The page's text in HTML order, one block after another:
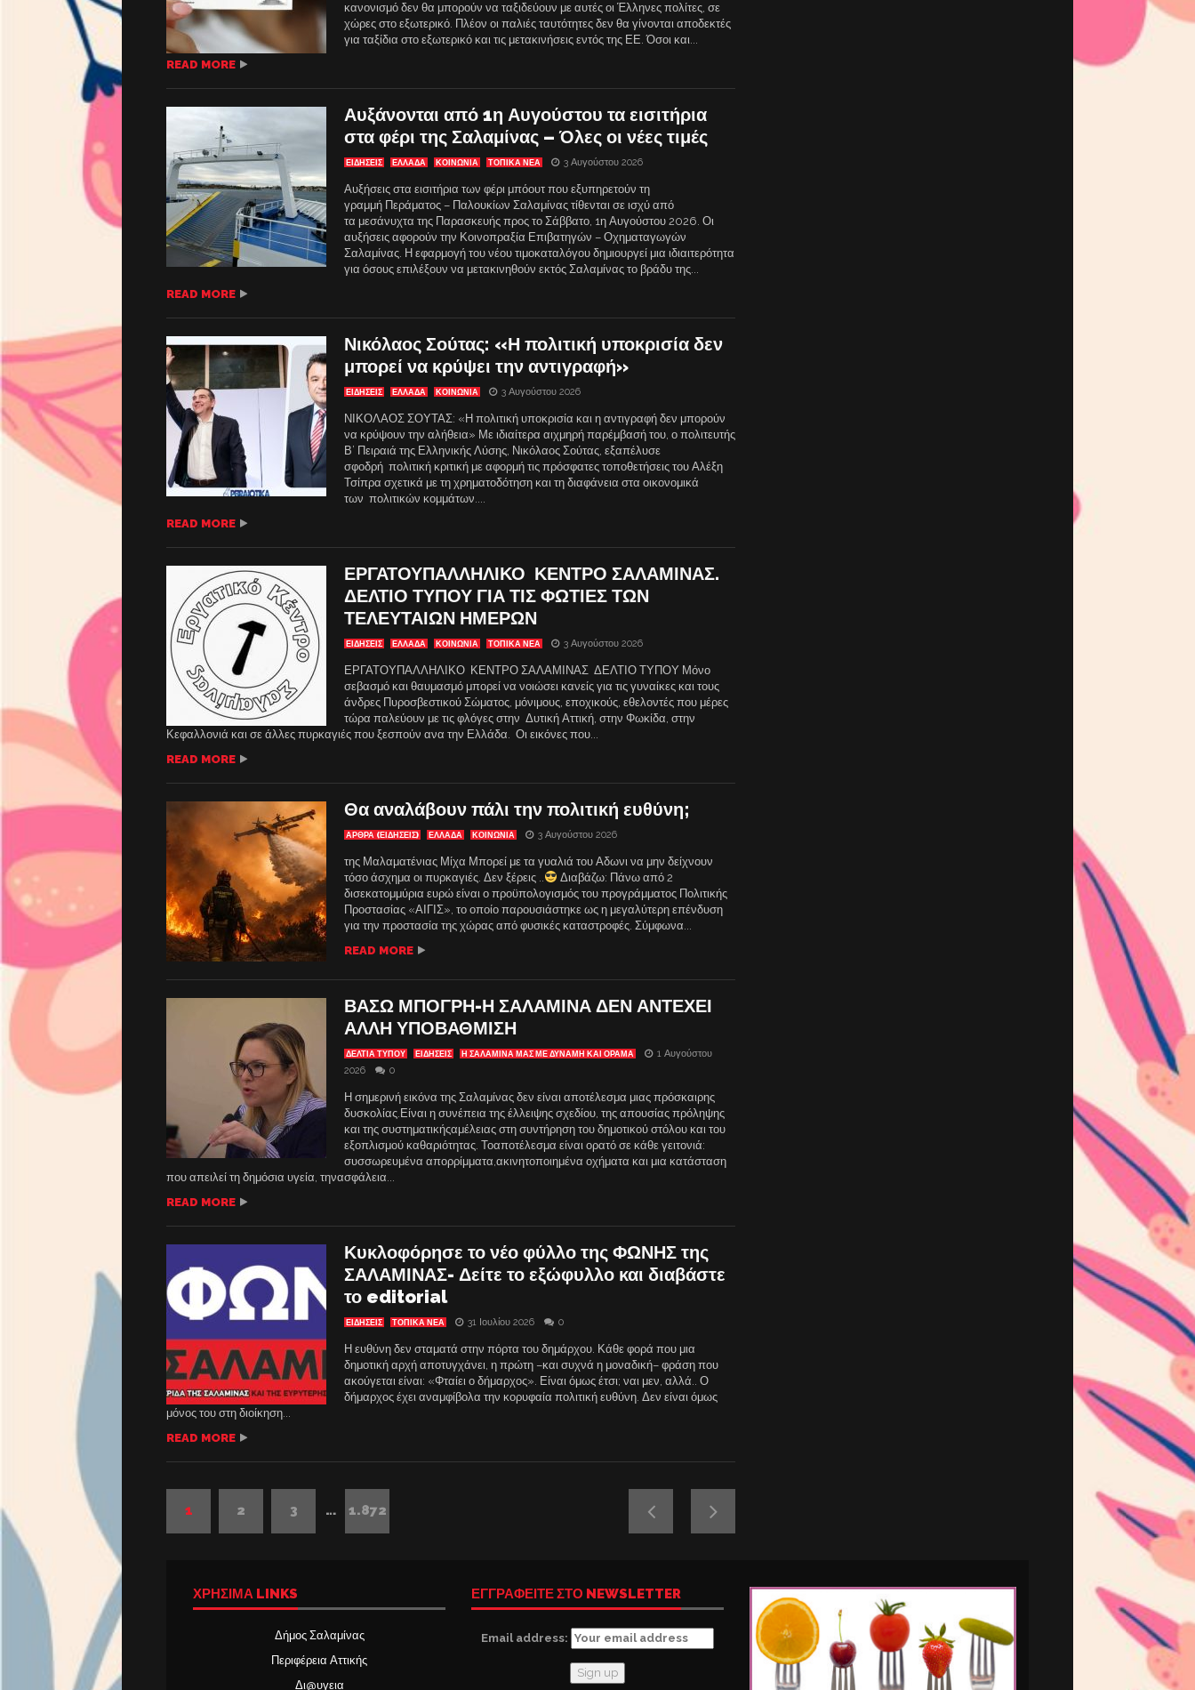
κανονισμό δεν θα μπορούν να ταξιδεύουν με αυτές οι Έλληνες πολίτες, σε
χώρες στο εξωτερικό. Πλέον οι παλιές ταυτότητες δεν θα γίνονται αποδεκτές
για ταξίδια στο εξωτερικό και τις μετακινήσεις εντός της ΕΕ. Όσοι και...
READ MORE
Αυξάνονται από 1η Αυγούστου τα εισιτήρια
στα φέρι της Σαλαμίνας – Όλες οι νέες τιμές
ΕΙΔΗΣΕΙΣ ΕΛΛΑΔΑ ΚΟΙΝΩΝΙΑ ΤΟΠΙΚΑ ΝΕΑ 3 Αυγούστου 2026
Αυξήσεις στα εισιτήρια των φέρι μπόουτ που εξυπηρετούν τη
γραμμή Περάματος – Παλουκίων Σαλαμίνας τίθενται σε ισχύ από
τα μεσάνυχτα της Παρασκευής προς το Σάββατο, 1η Αυγούστου 2026. Οι
αυξήσεις αφορούν την Κοινοπραξία Επιβατηγών – Οχηματαγωγών
Σαλαμίνας. Η εφαρμογή του νέου τιμοκαταλόγου δημιουργεί μια ιδιαιτερότητα
για όσους επιλέξουν να μετακινηθούν εκτός Σαλαμίνας το βράδυ της...
READ MORE
Νικόλαος Σούτας: «Η πολιτική υποκρισία δεν
μπορεί να κρύψει την αντιγραφή»
ΕΙΔΗΣΕΙΣ ΕΛΛΑΔΑ ΚΟΙΝΩΝΙΑ 3 Αυγούστου 2026
ΝΙΚΟΛΑΟΣ ΣΟΥΤΑΣ: «Η πολιτική υποκρισία και η αντιγραφή δεν μπορούν
να κρύψουν την αλήθεια» Με ιδιαίτερα αιχμηρή παρέμβασή του, ο πολιτευτής
Β’ Πειραιά της Ελληνικής Λύσης, Νικόλαος Σούτας, εξαπέλυσε
σφοδρή πολιτική κριτική με αφορμή τις πρόσφατες τοποθετήσεις του Αλέξη
Τσίπρα σχετικά με τη χρηματοδότηση και τη διαφάνεια στα οικονομικά
των πολιτικών κομμάτων....
READ MORE
ΕΡΓΑΤΟΥΠΑΛΛΗΛΙΚΟ ΚΕΝΤΡΟ ΣΑΛΑΜΙΝΑΣ.
ΔΕΛΤΙΟ ΤΥΠΟΥ ΓΙΑ ΤΙΣ ΦΩΤΙΕΣ ΤΩΝ
ΤΕΛΕΥΤΑΙΩΝ ΗΜΕΡΩΝ
ΕΙΔΗΣΕΙΣ ΕΛΛΑΔΑ ΚΟΙΝΩΝΙΑ ΤΟΠΙΚΑ ΝΕΑ 3 Αυγούστου 2026
ΕΡΓΑΤΟΥΠΑΛΛΗΛΙΚΟ ΚΕΝΤΡΟ ΣΑΛΑΜΙΝΑΣ ΔΕΛΤΙΟ ΤΥΠΟΥ Μόνο
σεβασμό και θαυμασμό μπορεί να νοιώσει κανείς για τις γυναίκες και τους
άνδρες Πυροσβεστικού Σώματος, μόνιμους, εποχικούς, εθελοντές που μέρες
τώρα παλεύουν με τις φλόγες στην Δυτική Αττική, στην Φωκίδα, στην
Κεφαλλονιά και σε άλλες πυρκαγιές που ξεσπούν ανα την Ελλάδα. Οι εικόνες που...
READ MORE
Θα αναλάβουν πάλι την πολιτική ευθύνη;
ΑΡΘΡΑ (ΕΙΔΗΣΕΙΣ) ΕΛΛΑΔΑ ΚΟΙΝΩΝΙΑ 3 Αυγούστου 2026
της Μαλαματένιας Μίχα Μπορεί με τα γυαλιά του Αδωνι να μην δείχνουν
τόσο άσχημα οι πυρκαγιές. Δεν ξέρεις ..
Διαβάζω: Πάνω από 2
δισεκατομμύρια ευρώ είναι ο προϋπολογισμός του προγράμματος Πολιτικής
Προστασίας «ΑΙΓΙΣ», το οποίο παρουσιάστηκε ως η μεγαλύτερη επένδυση
για την προστασία της χώρας από φυσικές καταστροφές. Σύμφωνα...
READ MORE
ΒΑΣΩ ΜΠΟΓΡΗ-Η ΣΑΛΑΜΙΝΑ ΔΕΝ ΑΝΤΕΧΕΙ
ΑΛΛΗ ΥΠΟΒΑΘΜΙΣΗ
ΔΕΛΤΙΑ ΤΥΠΟΥ ΕΙΔΗΣΕΙΣ Η ΣΑΛΑΜΙΝΑ ΜΑΣ ΜΕ ΔΎΝΑΜΗ ΚΑΙ ΌΡΑΜΑ
1 Αυγούστου
2026
0
Η σημερινή εικόνα της Σαλαμίνας δεν είναι αποτέλεσμα μιας πρόσκαιρης
δυσκολίας.Είναι η συνέπεια της έλλειψης σχεδίου, της απουσίας πρόληψης
και της συστηματικήςαμέλειας στη συντήρηση του δημοτικού στόλου και του
εξοπλισμού καθαριότητας. Τοαποτέλεσμα είναι ορατό σε κάθε γειτονιά:
συσσωρευμένα απορρίμματα,ακινητοποιημένα οχήματα και μια κατάσταση
που απειλεί τη δημόσια υγεία, τηνασφάλεια...
READ MORE
Κυκλοφόρησε το νέο φύλλο της ΦΩΝΗΣ της
ΣΑΛΑΜΙΝΑΣ- Δείτε το εξώφυλλο και διαβάστε
το editorial
ΕΙΔΗΣΕΙΣ ΤΟΠΙΚΑ ΝΕΑ 31 Ιουλίου 2026 0
Η ευθύνη δεν σταματά στην πόρτα του δημάρχου. Κάθε φορά που μια
δημοτική αρχή αποτυγχάνει, η πρώτη –και συχνά η μοναδική– φράση που
ακούγεται είναι: «Φταίει ο δήμαρχος». Είναι όμως έτσι; ναι μεν, αλλά.. Ο
δήμαρχος έχει αναμφίβολα την κορυφαία πολιτική ευθύνη. Δεν είναι όμως
μόνος του στη διοίκηση...
READ MORE
1 2 3 … 1.872
ΧΡΉΣΙΜΑ LINKS
Δήμος Σαλαμίνας
Περιφέρεια Αττικής
Δι@υγεια
ΕΓΓΡΑΦΕΙΤΕ ΣΤΟ NEWSLETTER
Email address: